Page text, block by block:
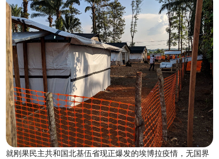
就刚果民主共和国北基伍省现正爆发的埃博拉疫情，无国界